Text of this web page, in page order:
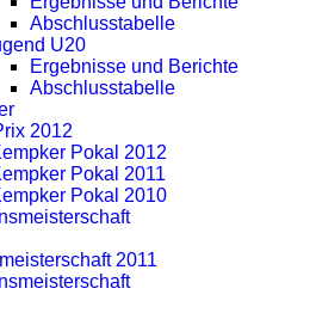
Abschlusstabelle
U20
Ergebnisse und Berichte
Abschlusstabelle
2012
Pokal 2012
Pokal 2011
Pokal 2010
2011